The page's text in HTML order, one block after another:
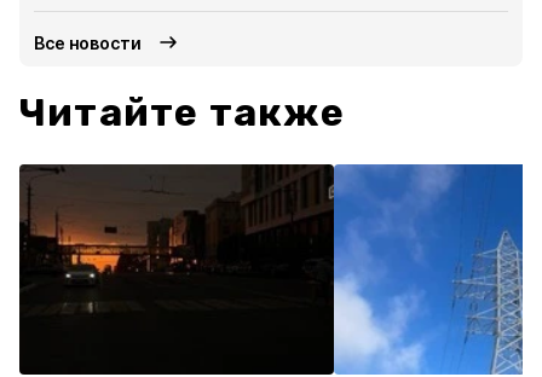
Все новости
Читайте также